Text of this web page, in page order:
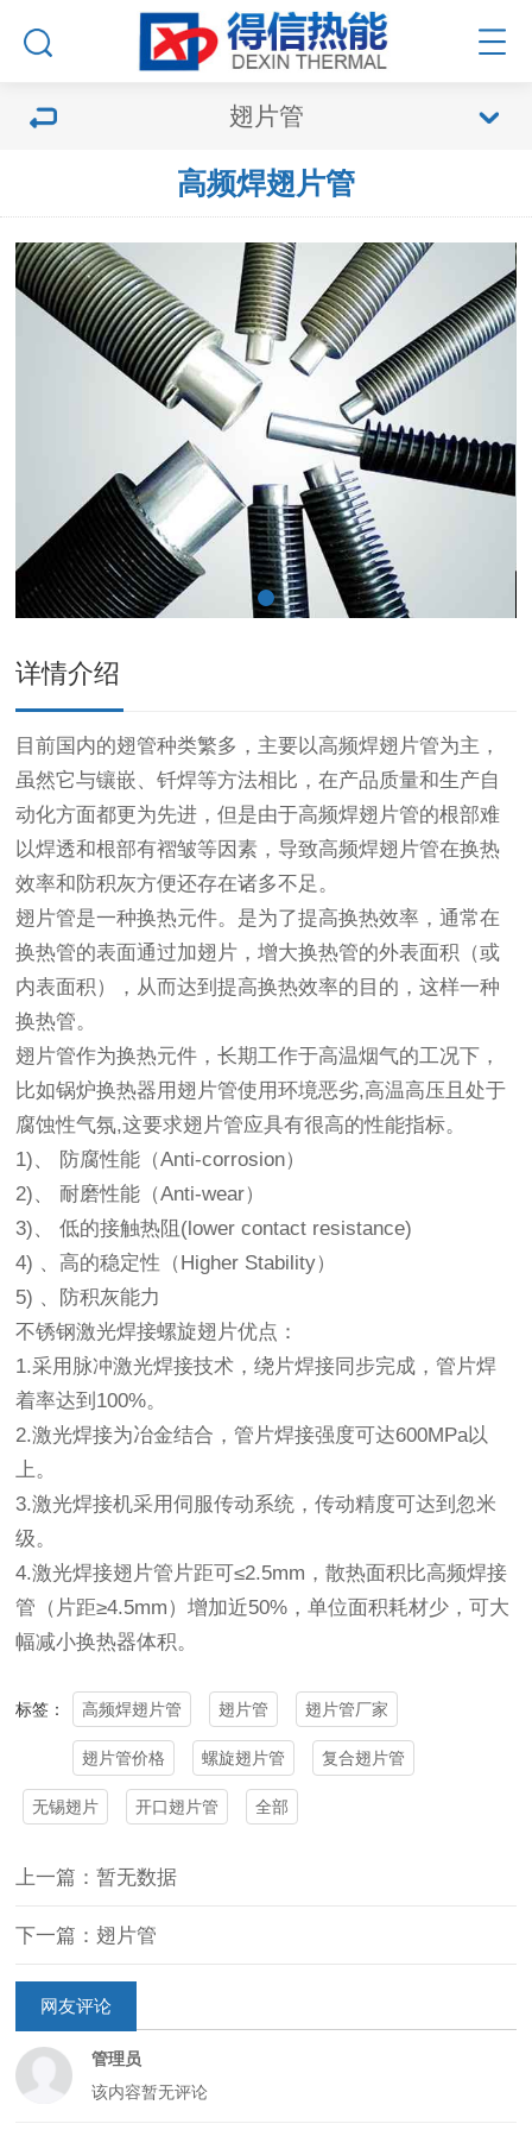
翅片管
高频焊翅片管
详情介绍
目前国内的翅管种类繁多，主要以高频焊翅片管为主，
虽然它与镶嵌、钎焊等方法相比，在产品质量和生产自
动化方面都更为先进，但是由于高频焊翅片管的根部难
以焊透和根部有褶皱等因素，导致高频焊翅片管在换热
效率和防积灰方便还存在诸多不足。
翅片管是一种换热元件。是为了提高换热效率，通常在
换热管的表面通过加翅片，增大换热管的外表面积（或
内表面积），从而达到提高换热效率的目的，这样一种
换热管。
翅片管作为换热元件，长期工作于高温烟气的工况下，
比如锅炉换热器用翅片管使用环境恶劣,高温高压且处于
腐蚀性气氛,这要求翅片管应具有很高的性能指标。
1)、 防腐性能（Anti-corrosion）
2)、 耐磨性能（Anti-wear）
3)、 低的接触热阻(lower contact resistance)
4) 、高的稳定性（Higher Stability）
5) 、防积灰能力
不锈钢激光焊接螺旋翅片优点：
1.采用脉冲激光焊接技术，绕片焊接同步完成，管片焊
着率达到100%。
2.激光焊接为冶金结合，管片焊接强度可达600MPa以
上。
3.激光焊接机采用伺服传动系统，传动精度可达到忽米
级。
4.激光焊接翅片管片距可≤2.5mm，散热面积比高频焊接
管（片距≥4.5mm）增加近50%，单位面积耗材少，可大
幅减小换热器体积。
标签： 高频焊翅片管 翅片管 翅片管厂家
翅片管价格 螺旋翅片管 复合翅片管
无锡翅片 开口翅片管 全部
上一篇：暂无数据
下一篇：翅片管
网友评论
管理员
该内容暂无评论